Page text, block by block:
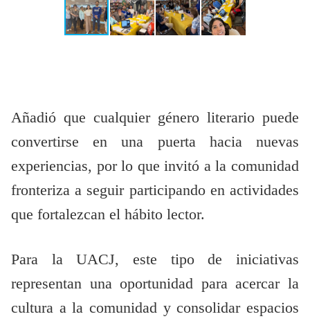
Añadió que cualquier género literario puede
convertirse en una puerta hacia nuevas
experiencias, por lo que invitó a la comunidad
fronteriza a seguir participando en actividades
que fortalezcan el hábito lector.
Para la UACJ, este tipo de iniciativas
representan una oportunidad para acercar la
cultura a la comunidad y consolidar espacios